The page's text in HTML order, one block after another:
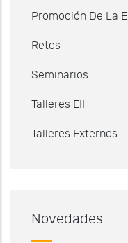
Promoción De La EII
Retos
Seminarios
Talleres EII
Talleres Externos
Novedades